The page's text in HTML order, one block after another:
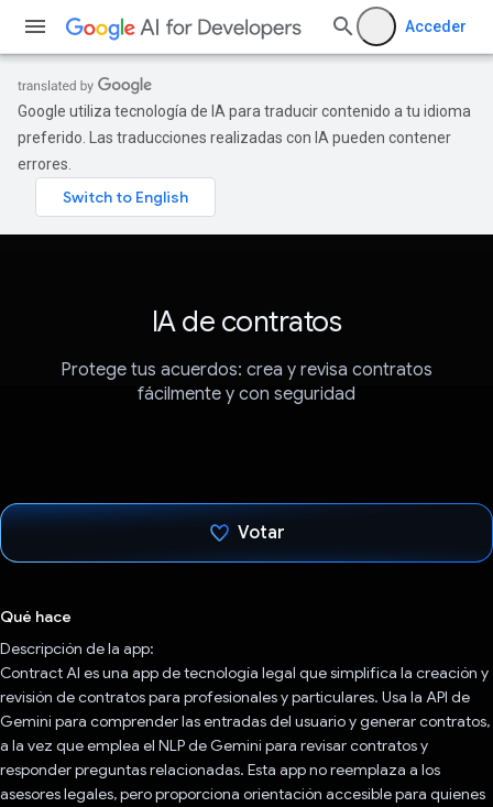
Acceder
Google utiliza tecnología de IA para traducir contenido a tu idioma
preferido. Las traducciones realizadas con IA pueden contener
errores.
IA de contratos
Protege tus acuerdos: crea y revisa contratos
fácilmente y con seguridad
Votar
Qué hace
Descripción de la app:
Contract AI es una app de tecnología legal que simplifica la creación y
revisión de contratos para profesionales y particulares. Usa la API de
Gemini para comprender las entradas del usuario y generar contratos,
a la vez que emplea el NLP de Gemini para revisar contratos y
responder preguntas relacionadas. Esta app no reemplaza a los
asesores legales, pero proporciona orientación accesible para quienes